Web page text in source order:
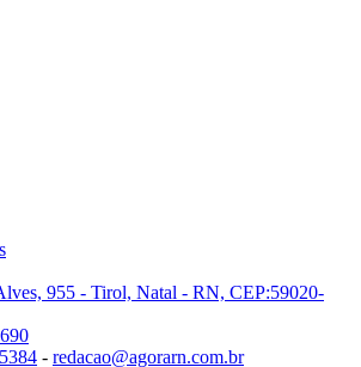
955 - Tirol, Natal - RN, CEP:59020-
- redacao@agorarn.com.br